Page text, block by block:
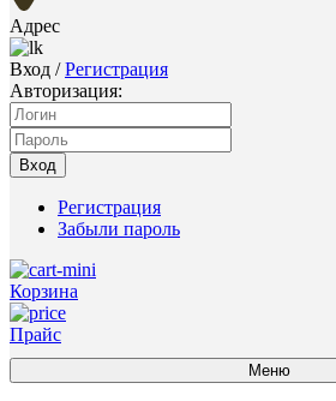
Адрес
Вход / Регистрация
Авторизация:
Вход
Регистрация
Забыли пароль
Корзина
Прайс
Меню